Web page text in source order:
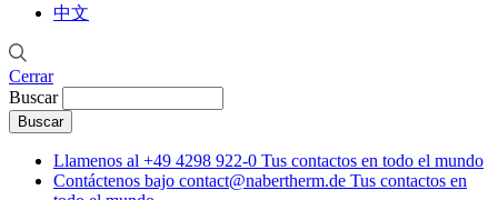
中文
Cerrar
Buscar
Llamenos al +49 4298 922-0 Tus contactos en todo el mundo
Contáctenos bajo contact@nabertherm.de Tus contactos en